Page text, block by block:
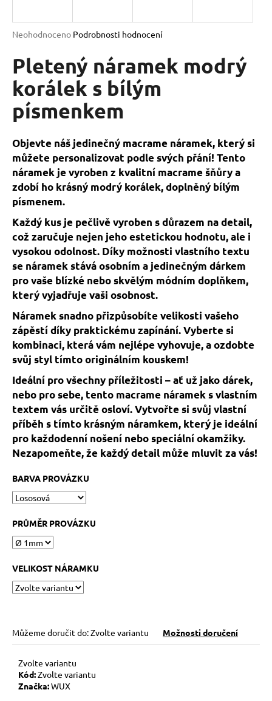
Průměrné
produktu
je
0,0
hvězdiček.
Neohodnoceno Podrobnosti hodnocení
Pletený náramek modrý
korálek s bílým
písmenkem
Objevte náš jedinečný macrame náramek, který si
můžete personalizovat podle svých přání! Tento
náramek je vyroben z kvalitní macrame šňůry a
zdobí ho krásný modrý korálek, doplněný bílým
písmenem.
Každý kus je pečlivě vyroben s důrazem na detail,
což zaručuje nejen jeho estetickou hodnotu, ale i
vysokou odolnost. Díky možnosti vlastního textu
se náramek stává osobním a jedinečným dárkem
pro vaše blízké nebo skvělým módním doplňkem,
který vyjadřuje vaši osobnost.
Náramek snadno přizpůsobíte velikosti vašeho
zápěstí díky praktickému zapínání. Vyberte si
kombinaci, která vám nejlépe vyhovuje, a ozdobte
svůj styl tímto originálním kouskem!
Ideální pro všechny příležitosti – ať už jako dárek,
nebo pro sebe, tento macrame náramek s vlastním
textem vás určitě osloví. Vytvořte si svůj vlastní
příběh s tímto krásným náramkem, který je ideální
pro každodenní nošení nebo speciální okamžiky.
Nezapomeňte, že každý detail může mluvit za vás!
BARVA PROVÁZKU
PRŮMĚR PROVÁZKU
VELIKOST NÁRAMKU
Můžeme doručit do:Zvolte variantu Možnosti doručení
Zvolte variantu
Kód:Zvolte variantu
Značka:WUX
j
t
?
HLEDAT
D
o
p
o
r
u
č
u
j
e
m
e
HEMATITOVÉ
SRDÍČKO
–
PORVÁZKOVÝ
NÁRAMEK
169
Kč
Původně:
Kč